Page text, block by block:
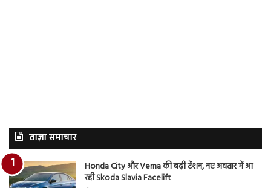
ताज़ा समाचार
Honda City और Verna की बढ़ी टेंशन, नए अवतार में आ
रही Skoda Slavia Facelift